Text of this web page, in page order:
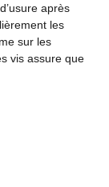
après
les
sur les
vis assure que